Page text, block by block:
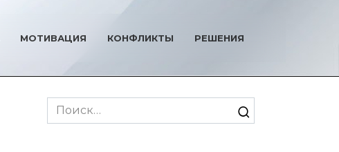
МОТИВАЦИЯ КОНФЛИКТЫ РЕШЕНИЯ
Search
for: